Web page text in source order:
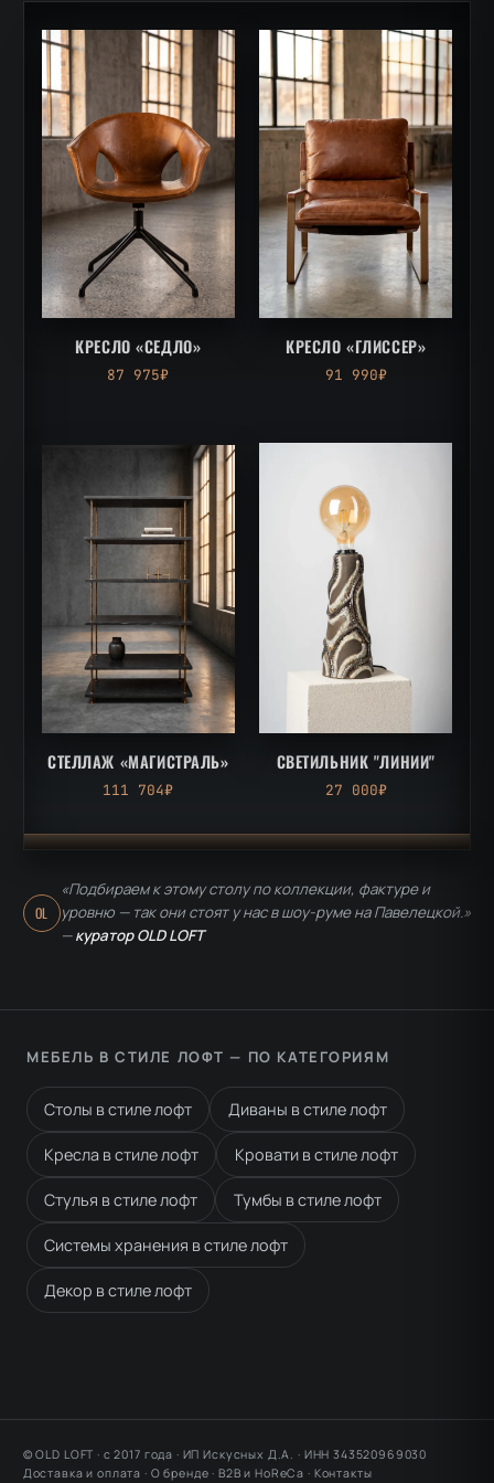
КРЕСЛО «СЕДЛО»
87 975₽
КРЕСЛО «ГЛИССЕР»
91 990₽
СТЕЛЛАЖ «МАГИСТРАЛЬ»
111 704₽
СВЕТИЛЬНИК "ЛИНИИ"
27 000₽
OL
«Подбираем к этому столу по коллекции, фактуре и
уровню — так они стоят у нас в шоу-руме на Павелецкой.»
—куратор OLD LOFT
МЕБЕЛЬ В СТИЛЕ ЛОФТ — ПО КАТЕГОРИЯМ
Столы в стиле лофт Диваны в стиле лофт
Кресла в стиле лофт Кровати в стиле лофт
Стулья в стиле лофт Тумбы в стиле лофт
Системы хранения в стиле лофт
Декор в стиле лофт
© OLD LOFT · с 2017 года · ИП Искусных Д.А. · ИНН 343520969030
Доставка и оплата · О бренде ·B2B и HoReCa · Контакты